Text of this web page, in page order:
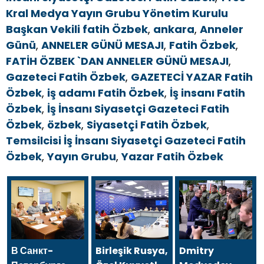
Kral Medya Yayın Grubu Yönetim Kurulu
Başkan Vekili fatih Özbek, ankara, Anneler
Günü, ANNELER GÜNÜ MESAJI, Fatih Özbek,
FATİH ÖZBEK `DAN ANNELER GÜNÜ MESAJI,
Gazeteci Fatih Özbek, GAZETECİ YAZAR Fatih
Özbek, iş adamı Fatih Özbek, İş insanı Fatih
Özbek, İş İnsanı Siyasetçi Gazeteci Fatih
Özbek, özbek, Siyasetçi Fatih Özbek,
Temsilcisi İş İnsanı Siyasetçi Gazeteci Fatih
Özbek,Yayın Grubu,Yazar Fatih Özbek
В Санкт-
Birleşik Rusya,
Dmitry